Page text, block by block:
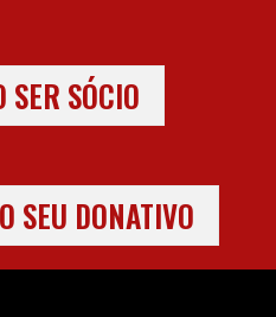
SER SÓCIO
SEU DONATIVO